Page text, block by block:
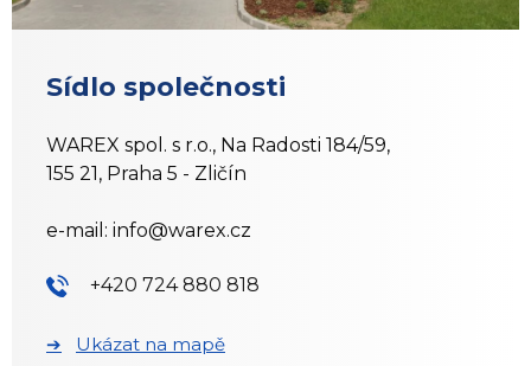
Sídlo společnosti
WAREX spol. s r.o., Na Radosti 184/59,
155 21, Praha 5 - Zličín
e-mail: info@warex.cz
+420 724 880 818
Ukázat na mapě